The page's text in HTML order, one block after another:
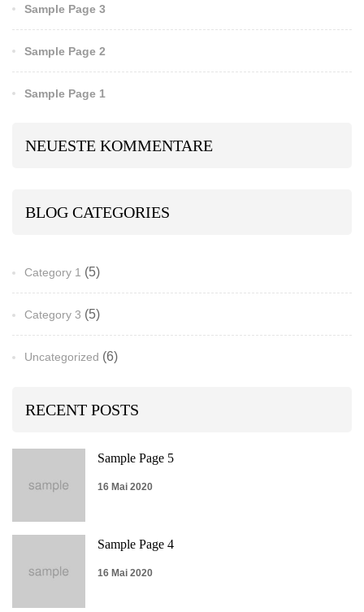
Sample Page 3
Sample Page 2
Sample Page 1
NEUESTE KOMMENTARE
BLOG CATEGORIES
Category 1 (5)
Category 3 (5)
Uncategorized (6)
RECENT POSTS
Sample Page 5
16 Mai 2020
Sample Page 4
16 Mai 2020